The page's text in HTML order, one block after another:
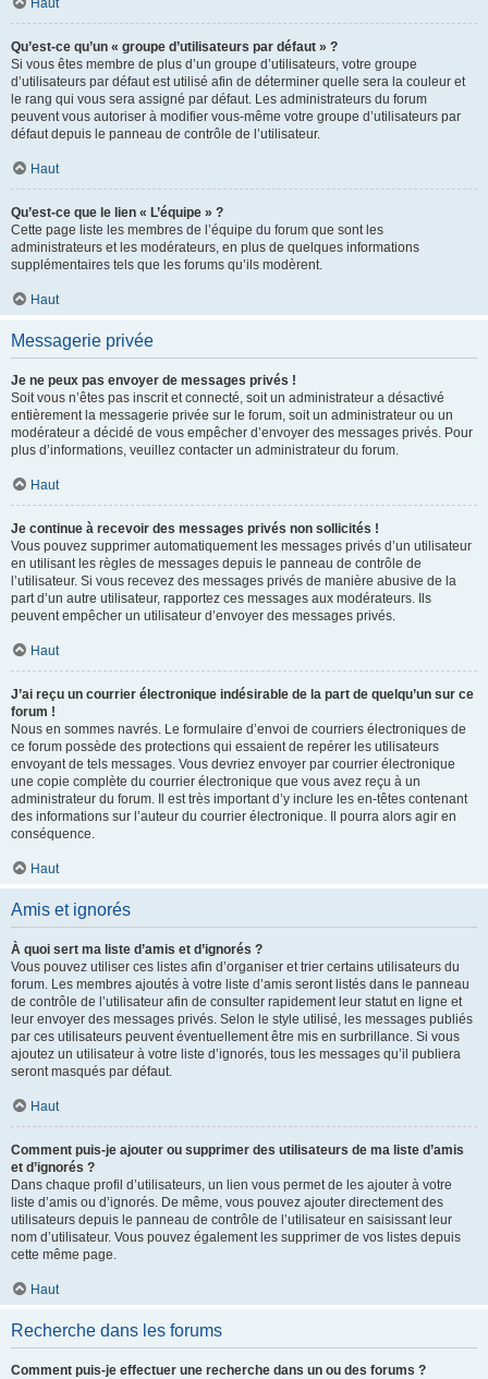
Haut
Qu’est-ce qu’un « groupe d’utilisateurs par défaut » ?
Si vous êtes membre de plus d’un groupe d’utilisateurs, votre groupe
d’utilisateurs par défaut est utilisé afin de déterminer quelle sera la couleur et
le rang qui vous sera assigné par défaut. Les administrateurs du forum
peuvent vous autoriser à modifier vous-même votre groupe d’utilisateurs par
défaut depuis le panneau de contrôle de l’utilisateur.
Haut
Qu’est-ce que le lien « L’équipe » ?
Cette page liste les membres de l’équipe du forum que sont les
administrateurs et les modérateurs, en plus de quelques informations
supplémentaires tels que les forums qu’ils modèrent.
Haut
Messagerie privée
Je ne peux pas envoyer de messages privés !
Soit vous n’êtes pas inscrit et connecté, soit un administrateur a désactivé
entièrement la messagerie privée sur le forum, soit un administrateur ou un
modérateur a décidé de vous empêcher d’envoyer des messages privés. Pour
plus d’informations, veuillez contacter un administrateur du forum.
Haut
Je continue à recevoir des messages privés non sollicités !
Vous pouvez supprimer automatiquement les messages privés d’un utilisateur
en utilisant les règles de messages depuis le panneau de contrôle de
l’utilisateur. Si vous recevez des messages privés de manière abusive de la
part d’un autre utilisateur, rapportez ces messages aux modérateurs. Ils
peuvent empêcher un utilisateur d’envoyer des messages privés.
Haut
J’ai reçu un courrier électronique indésirable de la part de quelqu’un sur ce
forum !
Nous en sommes navrés. Le formulaire d’envoi de courriers électroniques de
ce forum possède des protections qui essaient de repérer les utilisateurs
envoyant de tels messages. Vous devriez envoyer par courrier électronique
une copie complète du courrier électronique que vous avez reçu à un
administrateur du forum. Il est très important d’y inclure les en-têtes contenant
des informations sur l’auteur du courrier électronique. Il pourra alors agir en
conséquence.
Haut
Amis et ignorés
À quoi sert ma liste d’amis et d’ignorés ?
Vous pouvez utiliser ces listes afin d’organiser et trier certains utilisateurs du
forum. Les membres ajoutés à votre liste d’amis seront listés dans le panneau
de contrôle de l’utilisateur afin de consulter rapidement leur statut en ligne et
leur envoyer des messages privés. Selon le style utilisé, les messages publiés
par ces utilisateurs peuvent éventuellement être mis en surbrillance. Si vous
ajoutez un utilisateur à votre liste d’ignorés, tous les messages qu’il publiera
seront masqués par défaut.
Haut
Comment puis-je ajouter ou supprimer des utilisateurs de ma liste d’amis
et d’ignorés ?
Dans chaque profil d’utilisateurs, un lien vous permet de les ajouter à votre
liste d’amis ou d’ignorés. De même, vous pouvez ajouter directement des
utilisateurs depuis le panneau de contrôle de l’utilisateur en saisissant leur
nom d’utilisateur. Vous pouvez également les supprimer de vos listes depuis
cette même page.
Haut
Recherche dans les forums
Comment puis-je effectuer une recherche dans un ou des forums ?